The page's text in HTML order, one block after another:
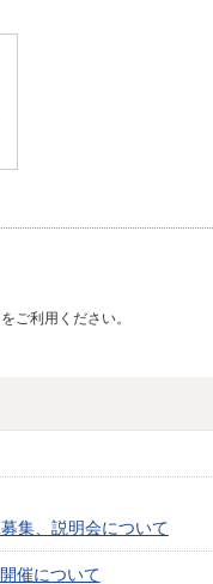
ご利用ください。
集、説明会について
催について